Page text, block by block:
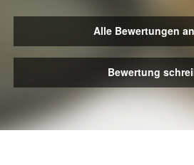
Alle Bewertungen
Bewertung